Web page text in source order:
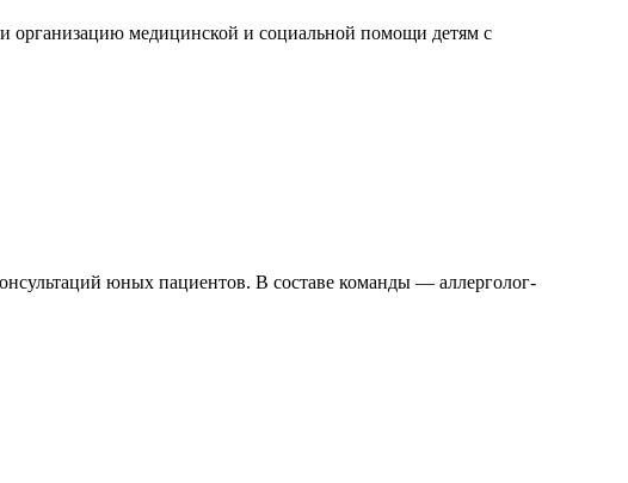
организацию медицинской и социальной помощи детям с
юных пациентов. В составе команды — аллерголог-